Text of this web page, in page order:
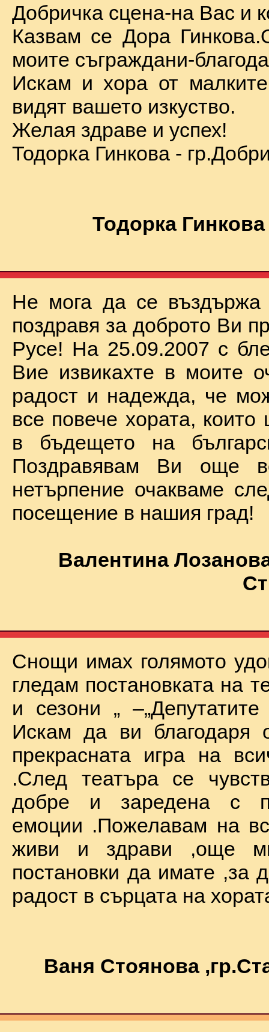
Добричка сцена-на Вас и
Казвам се Дора
моите съграждани-
Искам и хора от
видят вашето изкуство.
Желая здраве и успех!
Тодорка Гинкова -
Тодорка
Не мога да се
поздравя за доброто Ви
Русе! На 25.09.2007 с
Вие извикахте в моите
радост и надежда, че
все повече хората, които
в бъдещето на
Поздравявам Ви още
нетърпение очакваме
посещение в нашия град!
Валентина
Снощи имах голямото
гледам постановката на
и сезони „
Искам да ви благодаря
прекрасната игра на
.След театъра се
добре и заредена с
емоции .Пожелавам на
живи и здрави ,още
постановки да имате ,за
радост в сърцата на
Ваня Стоянова